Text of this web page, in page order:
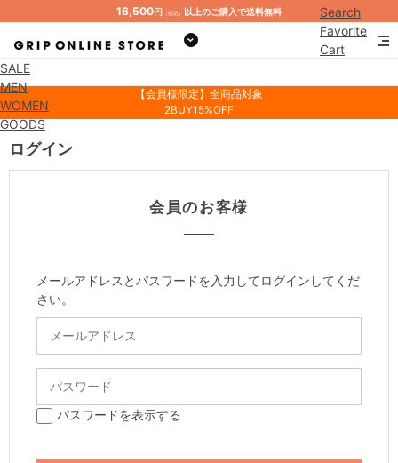
16,500円 （税込） 以上のご購入で送料無料
Search
Favorite
Cart
SALE
MEN
WOMEN
GOODS
【会員様限定】全商品対象
2BUY15%OFF
ログイン
会員のお客様
メールアドレスとパスワードを入力してログインしてくだ
さい。
パスワードを表示する